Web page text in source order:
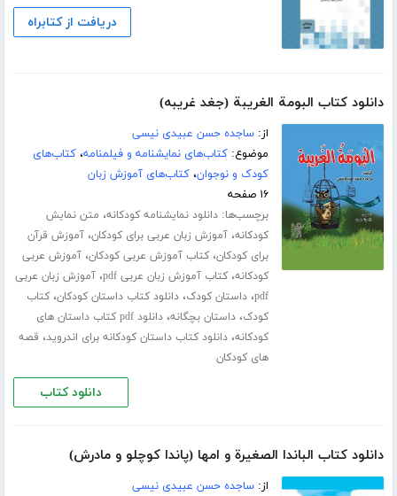
دریافت از کتابراه
دانلود کتاب البومة الغریبة (جغد غریبه)
از:ساجده حسن عبیدی نیسی
موضوع:کتاب‌های نمایشنامه و فیلمنامه،کتاب‌های
کودک و نوجوان،کتاب‌های آموزش زبان
۱۶ صفحه
برچسب‌ها:دانلود نمایشنامه کودکانه، متن نمایش
کودکانه،آموزش زبان عربی برای کودکان،آموزش قرآن
برای کودکان،کتاب آموزش عربی کودکان،آموزش عربی
کودکانه،کتاب آموزش زبان عربی pdf ،آموزش زبان عربی
pdf،داستان کودک،دانلود کتاب داستان کودکان،کتاب
کودک،داستان بچگانه،
دانلود pdf کتاب داستان های
کودکانه،دانلود کتاب داستان کودکانه برای اندروید، قصه
های کودکان
دانلود کتاب
دانلود کتاب الباندا الصغیرة و امها (پاندا کوچلو و مادرش)
از:ساجده حسن عبیدی نیسی